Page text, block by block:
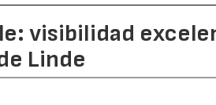
visibilidad
Linde